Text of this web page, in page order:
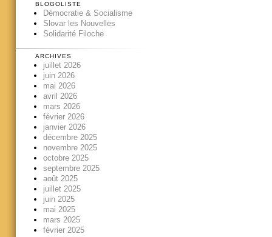
BLOGOLISTE
Démocratie & Socialisme
Slovar les Nouvelles
Solidarité Filoche
ARCHIVES
juillet 2026
juin 2026
mai 2026
avril 2026
mars 2026
février 2026
janvier 2026
décembre 2025
novembre 2025
octobre 2025
septembre 2025
août 2025
juillet 2025
juin 2025
mai 2025
mars 2025
février 2025